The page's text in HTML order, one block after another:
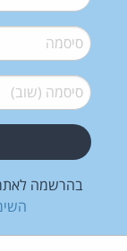
סיסמה*
סיסמה (שוב)*
בהרשמה